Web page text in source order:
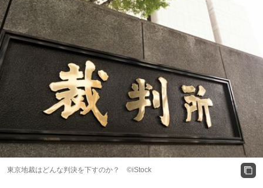
東京地裁はどんな判決を下すのか？ ©iStock